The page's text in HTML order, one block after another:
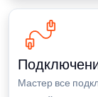
Мастер все